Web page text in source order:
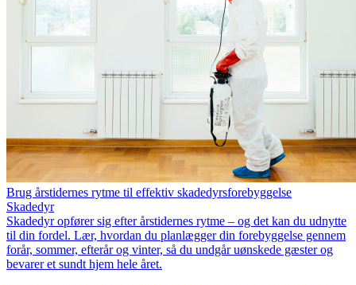
Brug årstidernes rytme til effektiv skadedyrsforebyggelse
Skadedyr
Skadedyr opfører sig efter årstidernes rytme – og det kan du udnytte
til din fordel. Lær, hvordan du planlægger din forebyggelse gennem
forår, sommer, efterår og vinter, så du undgår uønskede gæster og
bevarer et sundt hjem hele året.